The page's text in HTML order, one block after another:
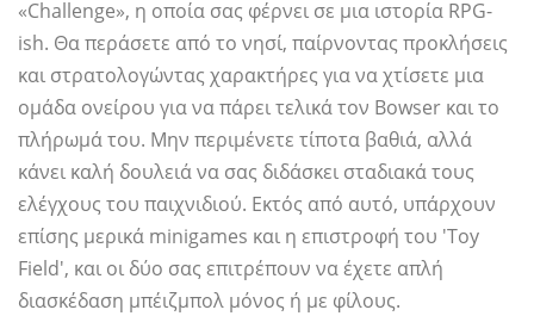
«Challenge», η οποία σας φέρνει σε μια ιστορία RPG-
ish. Θα περάσετε από το νησί, παίρνοντας προκλήσεις
και στρατολογώντας χαρακτήρες για να χτίσετε μια
ομάδα ονείρου για να πάρει τελικά τον Bowser και το
πλήρωμά του. Μην περιμένετε τίποτα βαθιά, αλλά
κάνει καλή δουλειά να σας διδάσκει σταδιακά τους
ελέγχους του παιχνιδιού. Εκτός από αυτό, υπάρχουν
επίσης μερικά minigames και η επιστροφή του 'Toy
Field', και οι δύο σας επιτρέπουν να έχετε απλή
διασκέδαση μπέιζμπολ μόνος ή με φίλους.